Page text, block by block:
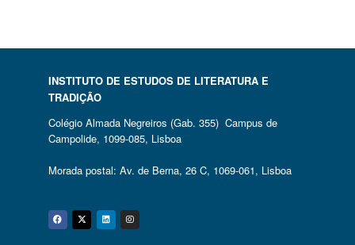
INSTITUTO DE ESTUDOS DE LITERATURA E
TRADIÇÃO
Colégio Almada Negreiros (Gab. 355) Campus de
Campolide, 1099-085, Lisboa
Morada postal: Av. de Berna, 26 C, 1069-061, Lisboa
Facebook
Twitter
Linkedin
Instagram